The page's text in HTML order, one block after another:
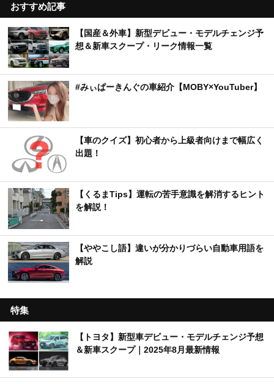
おすすめ記事
【国産＆外車】新型デビュー・モデルチェンジ予
想＆新車スクープ・リーク情報一覧
#みぃぱーきんぐの車紹介【MOBY×YouTuber】
【車のクイズ】初心者から上級者向けまで幅広く
出題！
【くるまTips】運転の苦手意識を解消するヒント
を解説！
【ややこし語】違いが分かりづらい自動車用語を
解説
特集
【トヨタ】新型車デビュー・モデルチェンジ予想
＆新車スクープ｜2025年8月最新情報